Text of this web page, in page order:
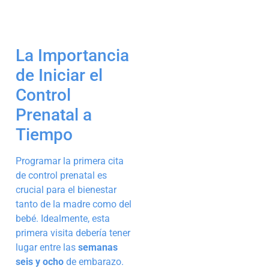
La Importancia
de Iniciar el
Control
Prenatal a
Tiempo
Programar la primera cita
de control prenatal es
crucial para el bienestar
tanto de la madre como del
bebé. Idealmente, esta
primera visita debería tener
lugar entre las semanas
seis y ocho de embarazo.